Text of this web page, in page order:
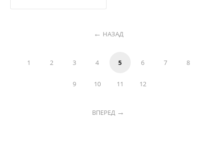
НАЗАД
1 2 3 4 5 6 7 8
9 10 11 12
ВПЕРЕД